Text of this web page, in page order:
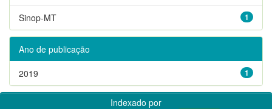
1
Sinop-MT
Ano de publicação
1
2019
Indexado por